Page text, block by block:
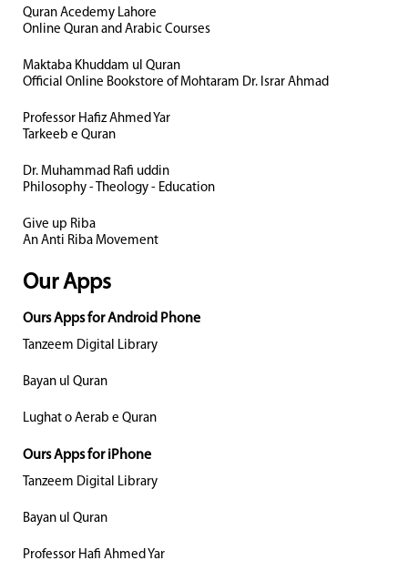
Quran Acedemy Lahore
Online Quran and Arabic Courses
Maktaba Khuddam ul Quran
Official Online Bookstore of Mohtaram Dr. Israr Ahmad
Professor Hafiz Ahmed Yar
Tarkeeb e Quran
Dr. Muhammad Rafi uddin
Philosophy - Theology - Education
Give up Riba
An Anti Riba Movement
Our Apps
Ours Apps for Android Phone
Tanzeem Digital Library
Bayan ul Quran
Lughat o Aerab e Quran
Ours Apps for iPhone
Tanzeem Digital Library
Bayan ul Quran
Professor Hafi Ahmed Yar